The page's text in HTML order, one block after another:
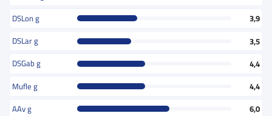
DSLon g
3,9
DSLar g
3,5
DSGab g
4,4
Mufle g
4,4
AAv g
6,0